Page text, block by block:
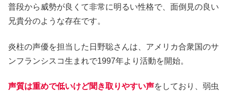
普段から威勢が良くて非常に明るい性格で、面倒見の良い
兄貴分のような存在です。
炎柱の声優を担当した日野聡さんは、アメリカ合衆国のサ
ンフランシスコ生まれで1997年より活動を開始。
声質は重めで低いけど聞き取りやすい声をしており、弱虫